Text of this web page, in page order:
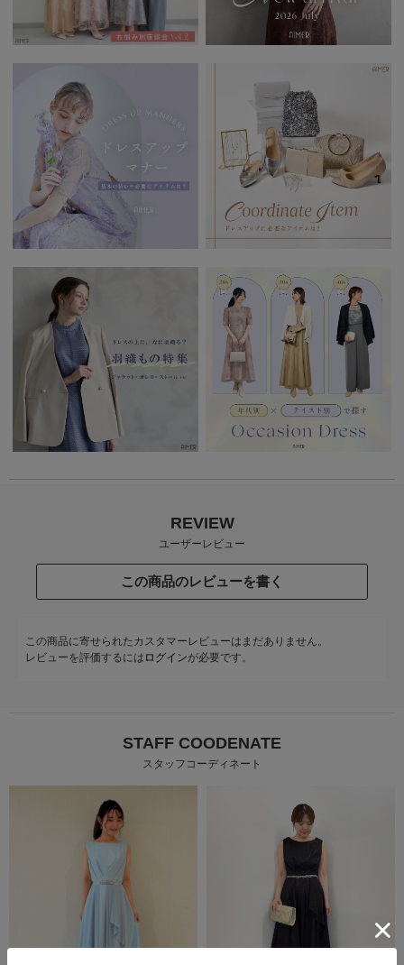
REVIEW
ユーザーレビュー
この商品のレビューを書く
この商品に寄せられたカスタマーレビューはまだありません。
レビューを評価するには ログインが必要です。
STAFF COODENATE
スタッフコーディネート